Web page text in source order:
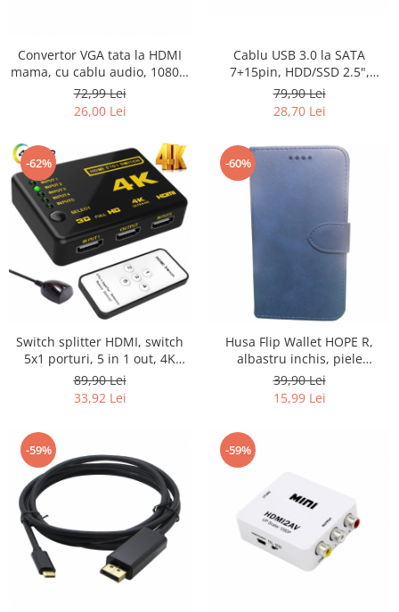
Convertor VGA tata la HDMI
mama, cu cablu audio, 1080P,
mufa aurie, HOPE R
72,99 Lei
26,00 Lei
Cablu USB 3.0 la SATA
7+15pin, HDD/SSD 2.5",
extensie USB 2.0, lungime
10cm, HOPE R
79,90 Lei
28,70 Lei
-62%
Switch splitter HDMI, switch
5x1 porturi, 5 in 1 out, 4K
,1080p, telecomanda, negru,
HOPE R
89,90 Lei
33,92 Lei
-60%
Husa Flip Wallet HOPE R,
albastru inchis, piele
ecologica, la alegere, pentru
IPHONE 6, IPHONE 7/8,
IPHONE X, SAMSUNG A6 2018,
SAMSUNG J5 2017
39,90 Lei
15,99 Lei
-59% -59%